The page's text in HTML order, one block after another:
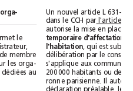
Cumul de fonctions dans les orga-
(23 quinquies) permet le
cumul des fonctions d'administrateur,
de membre du directoire ou de membre
du conseil de surveillance pour les orga-
nismes d'HLM et leurs filiales dédiées au
l'habitation